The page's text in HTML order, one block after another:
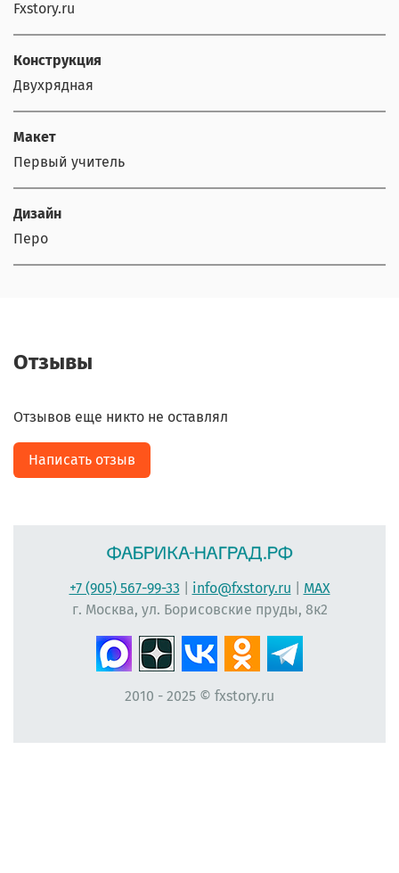
Fxstory.ru
Конструкция
Двухрядная
Макет
Первый учитель
Дизайн
Перо
Отзывы
Отзывов еще никто не оставлял
Написать отзыв
+7 (905) 567-99-33 info@fxstory.ru
MAX
г. Москва, ул. Борисовские пруды, 8к2
2010 - 2025 © fxstory.ru